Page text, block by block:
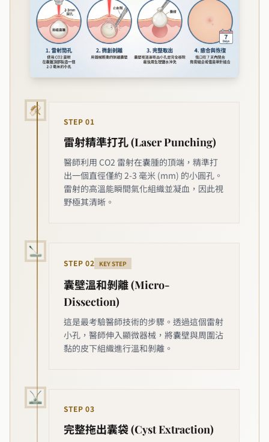
STEP 01
雷射精準打孔 (Laser Punching)
醫師利用 CO2 雷射在囊腫的頂端，精準打
出一個直徑僅約 2-3 毫米 (mm) 的小圓孔。
雷射的高溫能瞬間氣化組織並凝血，因此視
野極其清晰。
STEP 02 KEY STEP
囊壁溫和剝離 (Micro-
Dissection)
這是最考驗醫師技術的步驟。透過這個雷射
小孔，醫師伸入顯微器械，將囊壁與周圍沾
黏的皮下組織進行溫和剝離。
STEP 03
完整拖出囊袋 (Cyst Extraction)